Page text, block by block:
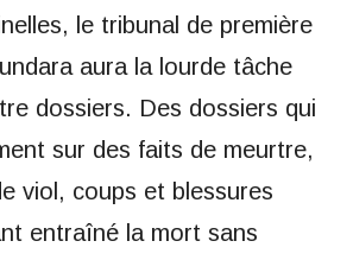
le tribunal de première
aura la lourde tâche
dossiers. Des dossiers qui
sur des faits de meurtre,
viol, coups et blessures
entraîné la mort sans